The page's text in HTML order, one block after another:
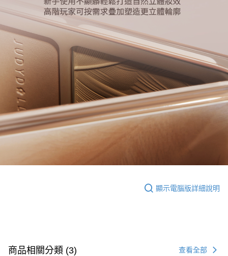
顯示電腦版詳細說明
商品相關分類 (3) 查看全部